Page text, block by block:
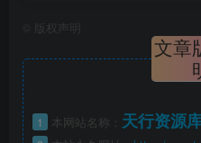
版权声明
文章
1 本网站名称： 天行资源